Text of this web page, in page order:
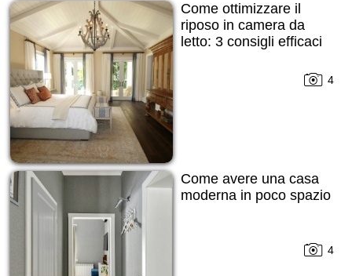
Come ottimizzare il
riposo in camera da
letto: 3 consigli efficaci
4
Come avere una casa
moderna in poco spazio
4